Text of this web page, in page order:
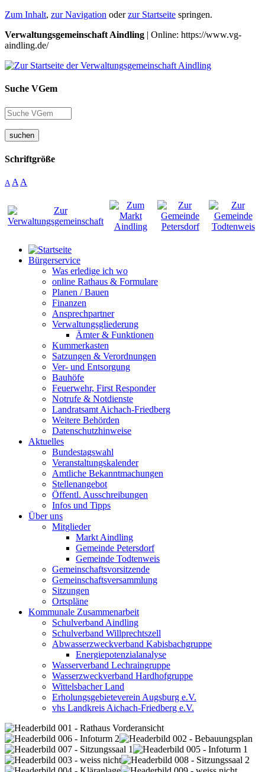
Zum Inhalt, zur Navigation oderzur Startseite springen.
Verwaltungsgemeinschaft Aindling | Online: https://www.vg-
aindling.de/
Suche VGem
suchen
Schriftgröße
A A A
Bürgerservice
Was erledige ich wo
online Rathaus & Formulare
Planen / Bauen
Finanzen
Ansprechpartner
Verwaltungsgliederung
Ämter & Funktionen
Kummerkasten
Satzungen & Verordnungen
Ver- und Entsorgung
Bauhöfe
Feuerwehr, First Responder
Notrufe & Notdienste
Landratsamt Aichach-Friedberg
Weitere Behörden
Datenschutzhinweise
Aktuelles
Bundestagswahl
Veranstaltungskalender
Amtliche Bekanntmachungen
Stellenangebot
Öffentl. Ausschreibungen
Infos und Tipps
Über uns
Mitglieder
Markt Aindling
Gemeinde Petersdorf
Gemeinde Todtenweis
Gemeinschaftsvorsitzende
Gemeinschaftsversammlung
Sitzungen
Ortspläne
Kommunale Zusammenarbeit
Schulverband Aindling
Schulverband Willprechtszell
Abwasserzweckverband Kabisbachgruppe
Energiepotenzialanalyse
Wasserverband Lechraingruppe
Wasserzweckverband Hardhofgruppe
Wittelsbacher Land
Erholungsgebieteverein Augsburg e.V.
vhs Landkreis Aichach-Friedberg e.V.